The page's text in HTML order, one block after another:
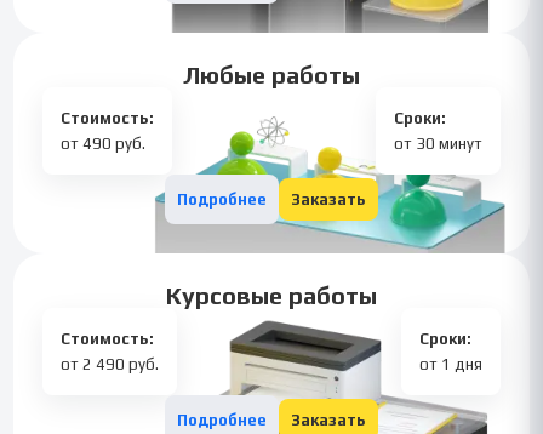
Любые работы
Стоимость:
от 490 руб.
Сроки:
от 30 минут
Подробнее Заказать
Курсовые работы
Стоимость:
от 2 490 руб.
Сроки:
от 1 дня
Подробнее Заказать